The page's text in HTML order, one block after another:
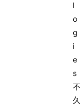
l
o
g
i
e
s
不
久